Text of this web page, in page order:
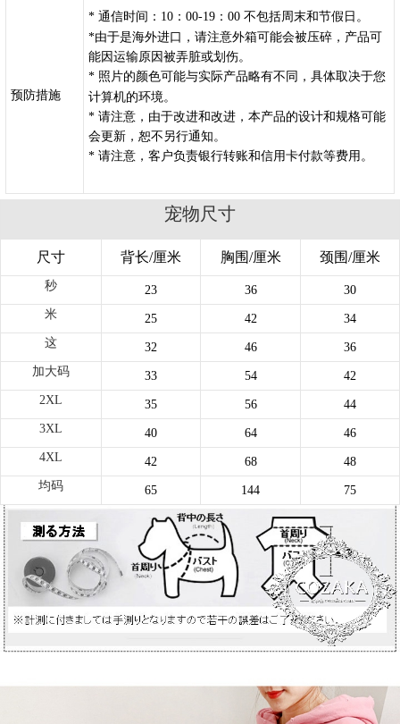
预防措施
* 通信时间：10：00-19：00 不包括周末和节假日。
*由于是海外进口，请注意外箱可能会被压碎，产品可
能因运输原因被弄脏或划伤。
* 照片的颜色可能与实际产品略有不同，具体取决于您
计算机的环境。
* 请注意，由于改进和改进，本产品的设计和规格可能
会更新，恕不另行通知。
* 请注意，客户负责银行转账和信用卡付款等费用。
宠物尺寸
尺寸 背长/厘米 胸围/厘米 颈围/厘米
秒 23 36
30
米
25 42
34
这
32 46
36
加大码
33 54
42
2XL
35 56
44
3XL
40 64
46
4XL
42 68
48
均码
65 144 75